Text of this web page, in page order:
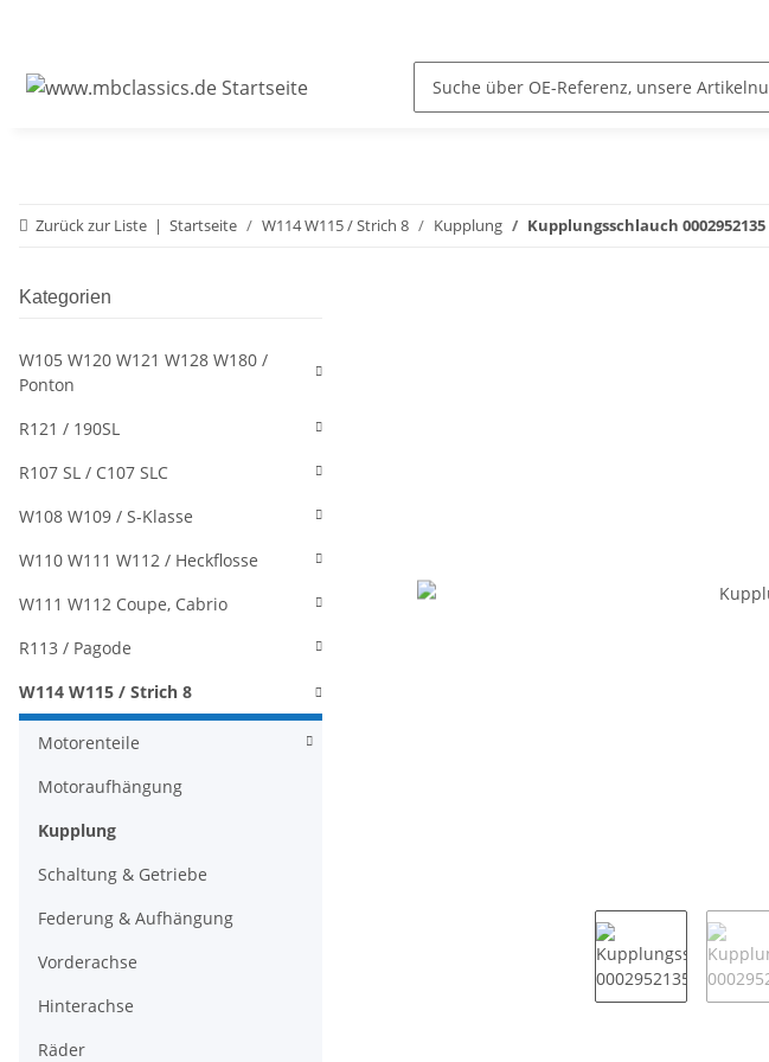
Zurück zur Liste Startseite W114 W115 / Strich 8 Kupplung Kupplungsschlauch 0002952135
Kategorien
W105 W120 W121 W128 W180 /
Ponton
R121 / 190SL
R107 SL / C107 SLC
W108 W109 / S-Klasse
W110 W111 W112 / Heckflosse
W111 W112 Coupe, Cabrio
R113 / Pagode
W114 W115 / Strich 8
Motorenteile
Motoraufhängung
Kupplung
Schaltung & Getriebe
Federung & Aufhängung
Vorderachse
Hinterachse
Räder